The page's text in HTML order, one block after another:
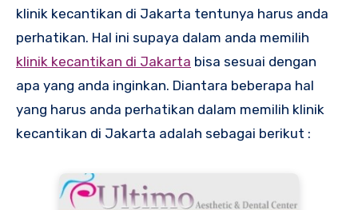
klinik kecantikan di Jakarta tentunya harus anda
perhatikan. Hal ini supaya dalam anda memilih
klinik kecantikan di Jakarta bisa sesuai dengan
apa yang anda inginkan. Diantara beberapa hal
yang harus anda perhatikan dalam memilih klinik
kecantikan di Jakarta adalah sebagai berikut :